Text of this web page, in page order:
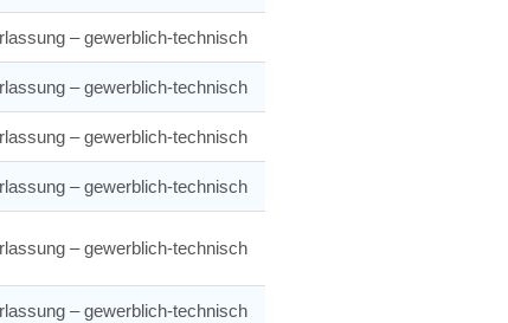
– gewerblich-technisch
– gewerblich-technisch
– gewerblich-technisch
– gewerblich-technisch
– gewerblich-technisch
– gewerblich-technisch